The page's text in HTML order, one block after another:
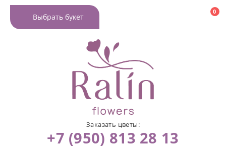
Выбрать букет
0
Заказать цветы:
+7 (950) 813 28 13